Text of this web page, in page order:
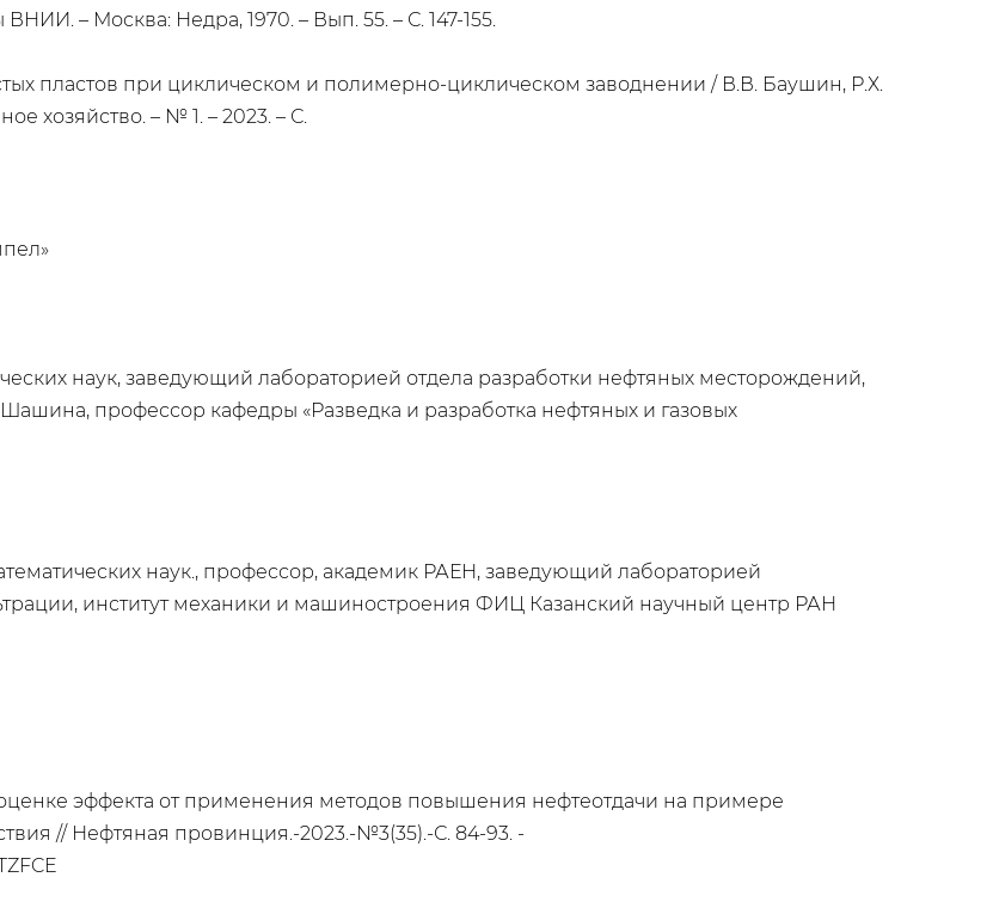
– Москва: Недра, 1970. – Вып. 55. – С. 147-155.
пластов при циклическом и полимерно-циклическом заводнении / В.В. Баушин, Р.Х.
хозяйство. – № 1. – 2023. – С.
наук, заведующий лабораторией отдела разработки нефтяных месторождений,
профессор кафедры «Разведка и разработка нефтяных и газовых
наук., профессор, академик РАЕН, заведующий лабораторией
институт механики и машиностроения ФИЦ Казанский научный центр РАН
эффекта от применения методов повышения нефтеотдачи на примере
// Нефтяная провинция.-2023.-№3(35).-С. 84-93. -